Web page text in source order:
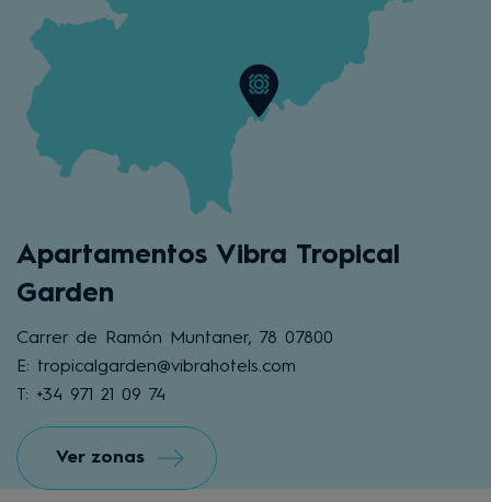
Apartamentos Vibra Tropical
Garden
Carrer de Ramón Muntaner, 78 07800
E: tropicalgarden@vibrahotels.com
T: +34 971 21 09 74
Ver zonas